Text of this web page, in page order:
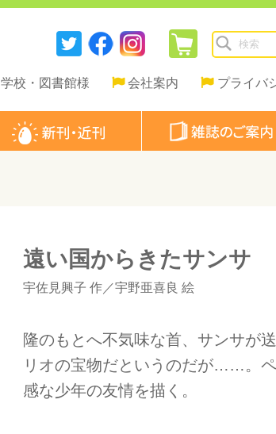
学校・図書館様 会社案内 プライバ
遠い国からきたサンサ
宇佐見興子 作／宇野亜喜良 絵
隆のもとへ不気味な首、サンサが
リオの宝物だというのだが……。
感な少年の友情を描く。